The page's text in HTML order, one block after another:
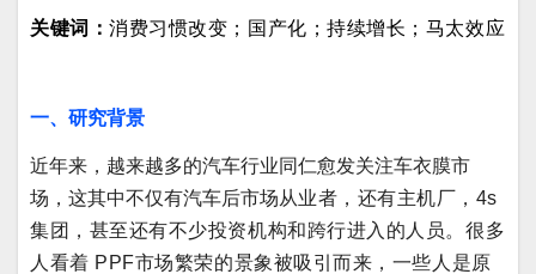
关键词：消费习惯改变；国产化；持续增长；马太效应
一、研究背景
近年来，越来越多的汽车行业同仁愈发关注车衣膜市
场，这其中不仅有汽车后市场从业者，还有主机厂，4s
集团，甚至还有不少投资机构和跨行进入的人员。很多
人看着 PPF市场繁荣的景象被吸引而来，一些人是原